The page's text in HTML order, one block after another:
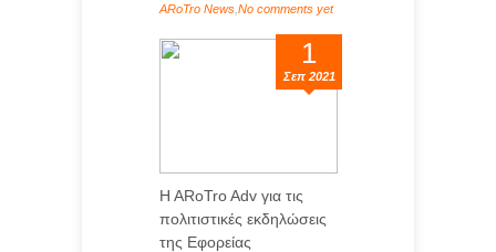
ARoTro News No comments yet
...
1
Σεπ 2021
H ARoTro Adv για τις
πολιτιστικές εκδηλώσεις
της Εφορείας